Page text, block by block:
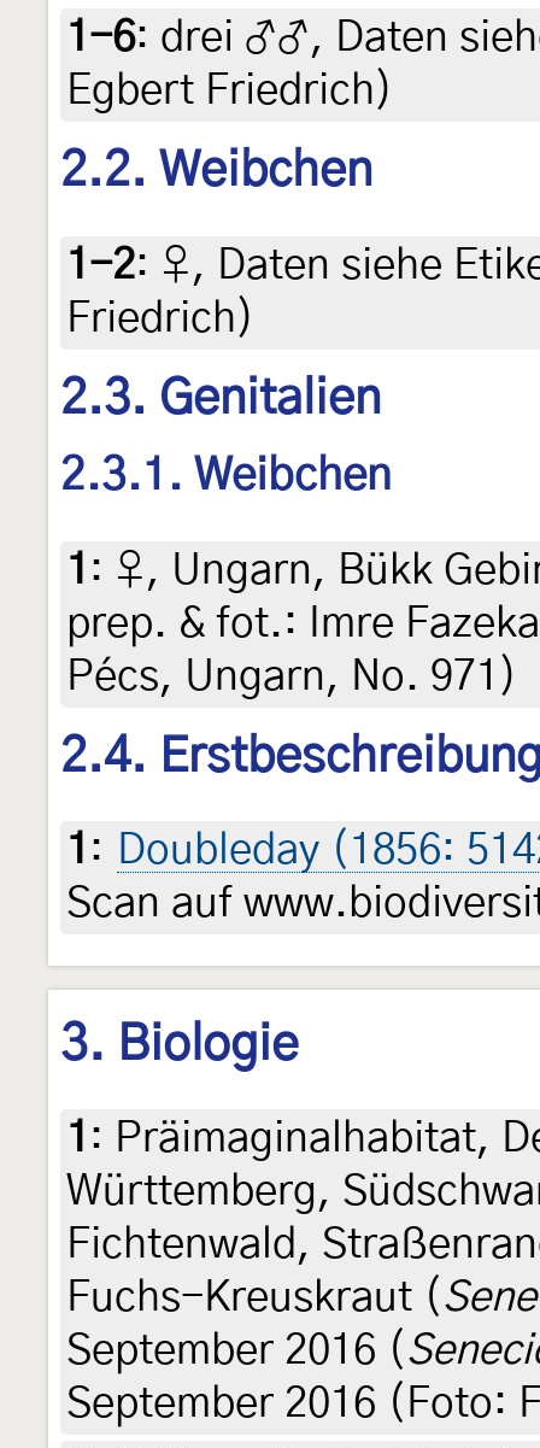
1-6: drei ♂♂, Daten
Egbert Friedrich)
2.2. Weibchen
1-2: ♀, Daten siehe
Friedrich)
2.3. Genitalien
2.3.1. Weibchen
1 : ♀, Ungarn, Bükk
prep. & fot.: Imre
Pécs, Ungarn, No. 971)
2.4.
1 : Doubleday (1856:
Scan auf
3. Biologie
1 : Präimaginalhabitat,
Württemberg,
Fichtenwald,
Fuchs-Kreuskraut (
September 2016 (
September 2016 (Foto: